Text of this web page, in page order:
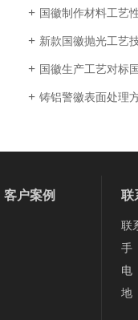
国徽制作材料工艺
新款国徽抛光工艺
国徽生产工艺对标
铸铝警徽表面处理
客户案例 联
联
手
电
地